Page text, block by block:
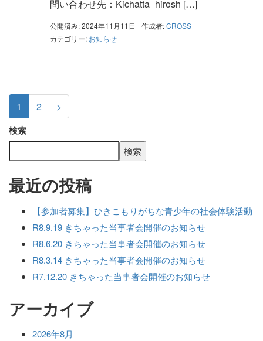
問い合わせ先：Kichatta_hirosh […]
公開済み: 2024年11月11日 作成者:CROSS
カテゴリー: お知らせ
1 2 >
検索
検索
最近の投稿
【参加者募集】ひきこもりがちな青少年の社会体験活動
R8.9.19 きちゃった当事者会開催のお知らせ
R8.6.20 きちゃった当事者会開催のお知らせ
R8.3.14 きちゃった当事者会開催のお知らせ
R7.12.20 きちゃった当事者会開催のお知らせ
アーカイブ
2026年8月